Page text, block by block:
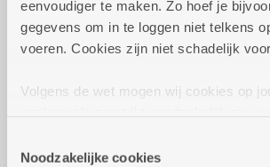
eenvoudiger te maken. Zo hoef je
gegevens om in te loggen niet telkens
voeren. Cookies zijn niet schadelijk
Volgens de wet mogen wij cookies op
cookies hebben we jouw toestemming
Noodzakelijke cookies
december 2026
Lessenreeks 7O euro of 14
kansentarief
Dienstencentrum Hof Ter Beke